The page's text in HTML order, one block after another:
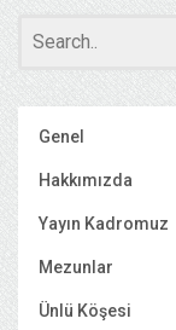
Genel
Hakkımızda
Yayın Kadromuz
Mezunlar
Ünlü Köşesi